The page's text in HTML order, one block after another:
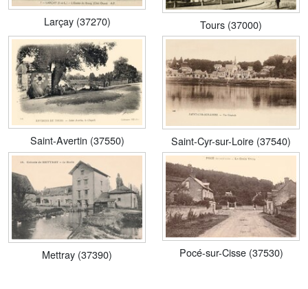
Larçay (37270) Tours (37000)
Saint-Avertin (37550) Saint-Cyr-sur-Loire (37540)
Mettray (37390) Pocé-sur-Cisse (37530)